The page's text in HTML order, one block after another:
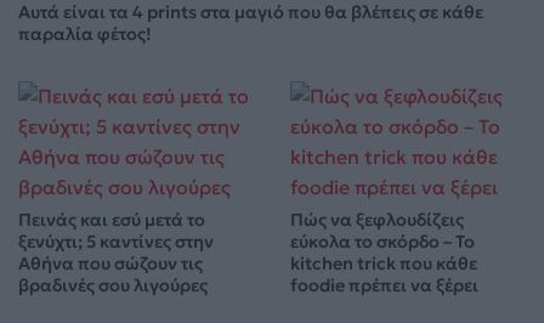
Αυτά είναι τα 4 prints στα μαγιό που θα βλέπεις σε κάθε
παραλία φέτος!
Πεινάς και εσύ μετά το
ξενύχτι; 5 καντίνες στην
Αθήνα που σώζουν τις
βραδινές σου λιγούρες
Πώς να ξεφλουδίζεις
εύκολα το σκόρδο – Το
kitchen trick που κάθε
foodie πρέπει να ξέρει